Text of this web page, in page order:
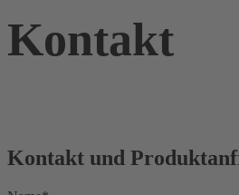
Kontakt
Kontakt und